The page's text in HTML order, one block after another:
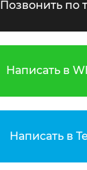
Позвонить по
Написать в
Написать в